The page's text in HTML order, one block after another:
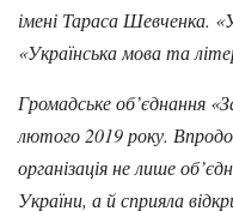
імені Тараса Шевченка.
«Українська мова та
Громадське об’єднання
лютого 2019 року.
організація не лише
України, а й сприяла